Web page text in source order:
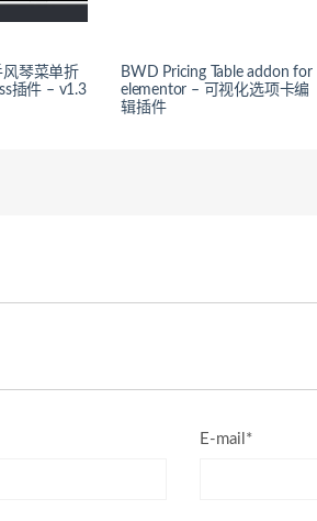
风琴菜单折
插件 – v1.3
BWD Pricing Table addon for
elementor – 可视化选项卡编
辑插件
E-mail*